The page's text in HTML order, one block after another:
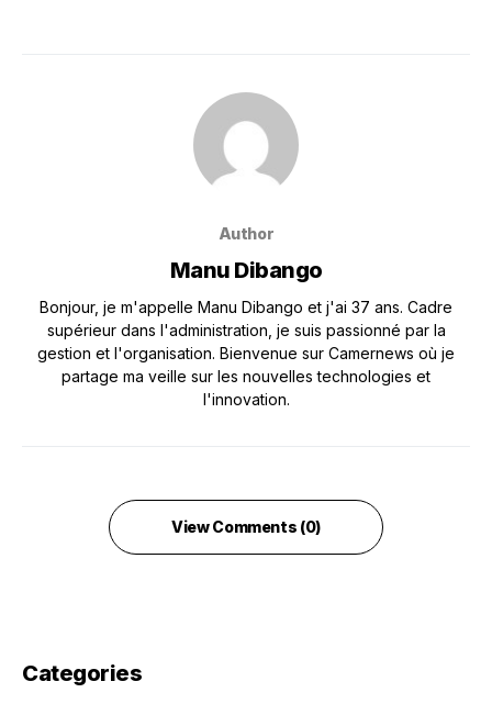
Author
Manu Dibango
Bonjour, je m'appelle Manu Dibango et j'ai 37 ans. Cadre
supérieur dans l'administration, je suis passionné par la
gestion et l'organisation. Bienvenue sur Camernews où je
partage ma veille sur les nouvelles technologies et
l'innovation.
View Comments (0)
Categories